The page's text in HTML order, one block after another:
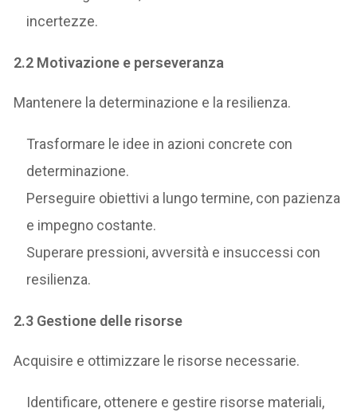
incertezze.
2.2 Motivazione e perseveranza
Mantenere la determinazione e la resilienza.
Trasformare le idee in azioni concrete con
determinazione.
Perseguire obiettivi a lungo termine, con pazienza
e impegno costante.
Superare pressioni, avversità e insuccessi con
resilienza.
2.3 Gestione delle risorse
Acquisire e ottimizzare le risorse necessarie.
Identificare, ottenere e gestire risorse materiali,